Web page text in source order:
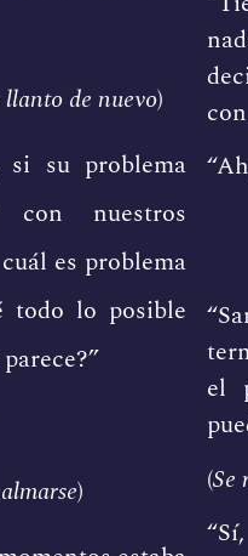
de nuevo)
si su problema
nuestros
es problema
todo lo posible
)
el
(Se